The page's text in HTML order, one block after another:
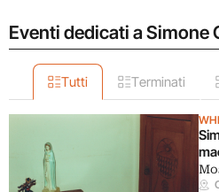
Eventi dedicati a Simone
Tutti Terminati